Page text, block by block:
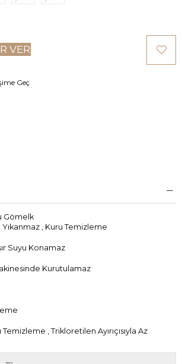
VER
Geç
Gömelk
Yıkanmaz , Kuru Temizleme
Suyu Konamaz
Kurutulamaz
Temizleme , Trikloretilen Ayırıçısıyla Az